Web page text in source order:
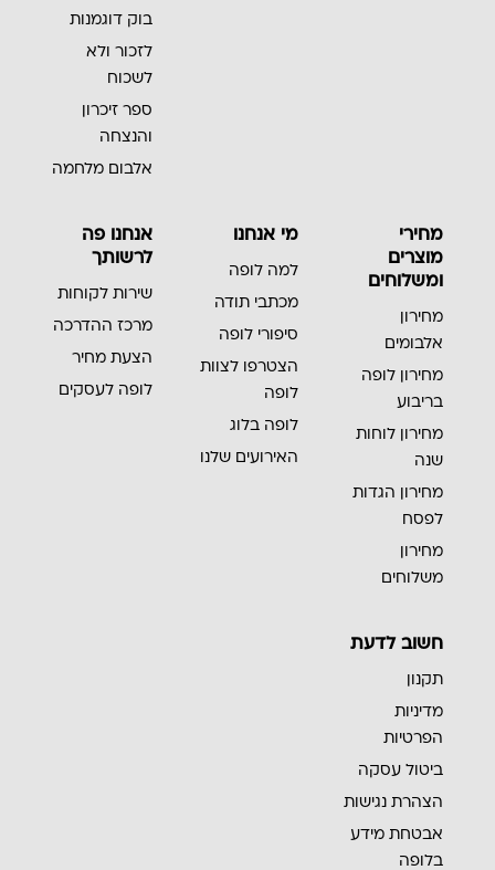
בוק דוגמנות
לזכור ולא
לשכוח
ספר זיכרון
והנצחה
אלבום מלחמה
מחירי
מוצרים
ומשלוחים
מחירון
אלבומים
מחירון לופה
בריבוע
מחירון לוחות
שנה
מחירון הגדות
לפסח
מחירון
משלוחים
מי אנחנו
למה לופה
מכתבי תודה
סיפורי לופה
הצטרפו לצוות
לופה
לופה בלוג
האירועים שלנו
אנחנו פה
לרשותך
שירות לקוחות
מרכז ההדרכה
הצעת מחיר
לופה לעסקים
חשוב לדעת
תקנון
מדיניות
הפרטיות
ביטול עסקה
הצהרת נגישות
אבטחת מידע
בלופה